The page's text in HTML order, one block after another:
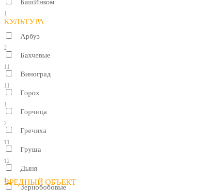
БашИнком
1
КУЛЬТУРА
Арбуз
2
Бахчевые
11
Виноград
11
Горох
1
Горчица
2
Гречиха
11
Груша
12
Дыня
1
Зернобобовые
ВРЕДНЫЙ ОБЪЕКТ